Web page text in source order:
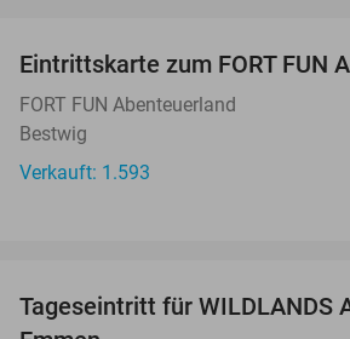
Eintrittskarte zum FORT FUN
FORT FUN Abenteuerland
Bestwig
Verkauft: 1.593
Tageseintritt für WILDLANDS